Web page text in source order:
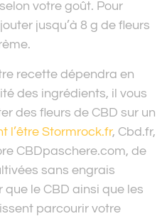
votre goût. Pour
jusqu’à 8 g de fleurs
recette dépendra en
des ingrédients, il vous
des fleurs de CBD sur un
l’être Stormrock.fr, Cbd.fr,
CBDpaschere.com, de
sans engrais
le CBD ainsi que les
parcourir votre